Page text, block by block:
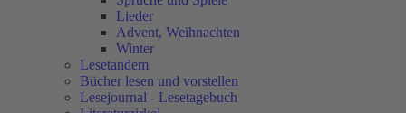
Lieder
Advent, Weihnachten
Winter
Lesetandem
Bücher lesen und vorstellen
Lesejournal - Lesetagebuch